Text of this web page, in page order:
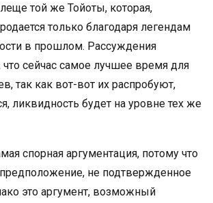
той же Тойоты, которая,
только благодаря легендам
в прошлом. Рассуждения
что сейчас самое лучшее время для
так как вот-вот их распробуют,
ликвидность будет на уровне тех же
спорная аргументация, потому что
не подтвержденное
это аргумент, возможный